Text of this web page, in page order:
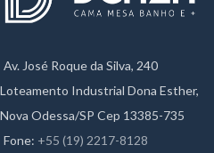
Av. José Roque da Silva, 240
Loteamento Industrial Dona Esther,
Nova Odessa/SP Cep 13385-735
Fone: +55 (19) 2217-8128